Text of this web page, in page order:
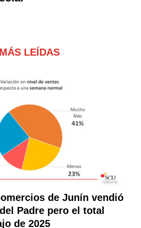
MÁS LEÍDAS
de Junín vendió
Padre pero el total
de 2025